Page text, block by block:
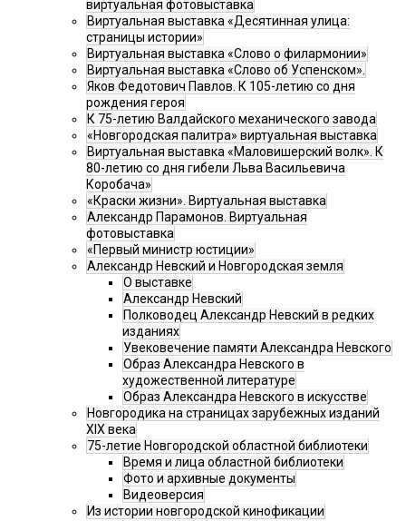
виртуальная фотовыставка
Виртуальная выставка «Десятинная улица:
страницы истории»
Виртуальная выставка «Слово о филармонии»
Виртуальная выставка «Слово об Успенском».
Яков Федотович Павлов. К 105-летию со дня
рождения героя
К 75-летию Валдайского механического завода
«Новгородская палитра» виртуальная выставка
Виртуальная выставка «Маловишерский волк». К
80-летию со дня гибели Льва Васильевича
Коробача»
«Краски жизни». Виртуальная выставка
Александр Парамонов. Виртуальная
фотовыставка
«Первый министр юстиции»
Александр Невский и Новгородская земля
О выставке
Александр Невский
Полководец Александр Невский в редких
изданиях
Увековечение памяти Александра Невского
Образ Александра Невского в
художественной литературе
Образ Александра Невского в искусстве
Новгородика на страницах зарубежных изданий
XIX века
75-летие Новгородской областной библиотеки
Время и лица областной библиотеки
Фото и архивные документы
Видеоверсия
Из истории новгородской кинофикации